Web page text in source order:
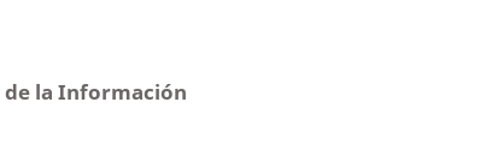
de la Información